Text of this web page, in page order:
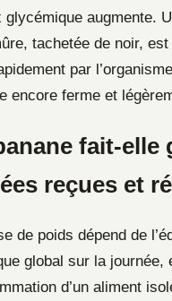
glycémique augmente.
tachetée de noir,
par
encore ferme et
fait-elle
reçues et
de poids dépend de
global sur la journée,
d’un aliment